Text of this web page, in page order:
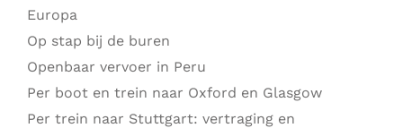
Europa
Op stap bij de buren
Openbaar vervoer in Peru
Per boot en trein naar Oxford en Glasgow
Per trein naar Stuttgart: vertraging en